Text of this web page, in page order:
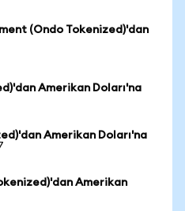
(Ondo Tokenized)'dan
Amerikan Doları'na
Amerikan Doları'na
Amerikan